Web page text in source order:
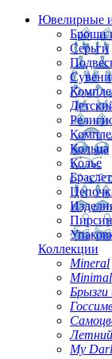
Ювелирные
Броши
Серьги
Кольца
Колье
Коллекции
Mineral
Minimal
My